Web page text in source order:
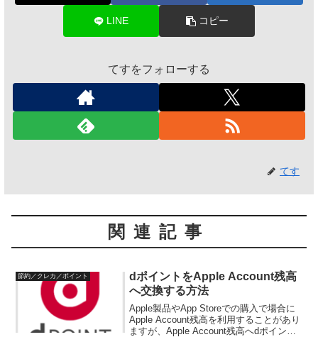
LINE コピー
てすをフォローする
てす
関連記事
節約／クレカ／ポイント
dポイントをApple Account残高
へ交換する方法
Apple製品やApp Storeでの購入で場合に
Apple Account残高を利用することがあり
ますが、Apple Account残高へdポイント